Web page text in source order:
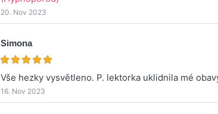
20. Nov 2023
Simona
Vše hezky vysvětleno. P. lektorka uklidnila mé
16. Nov 2023